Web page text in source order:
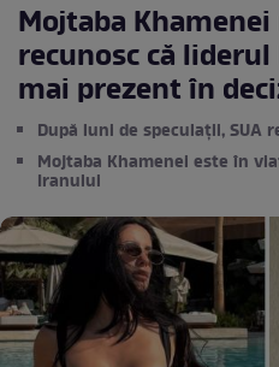
Mojtaba
recunosc că
mai prezent în
După luni de speculații, SUA
Mojtaba Khamenei este în
Iranului